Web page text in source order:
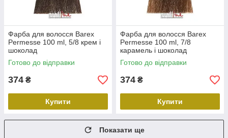
Фарба для волосся Barex
Permesse 100 ml, 5/8 крем і
шоколад
Готово до відправки
374 ₴
Купити
Фарба для волосся Barex
Permesse 100 ml, 7/8
карамель і шоколад
Готово до відправки
374 ₴
Купити
Показати ще